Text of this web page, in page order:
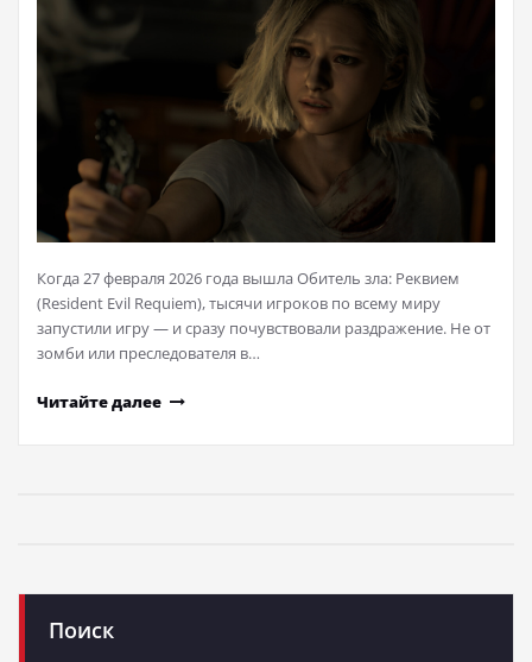
Когда 27 февраля 2026 года вышла Обитель зла: Реквием
(Resident Evil Requiem), тысячи игроков по всему миру
запустили игру — и сразу почувствовали раздражение. Не от
зомби или преследователя в…
Читайте далее
Поиск